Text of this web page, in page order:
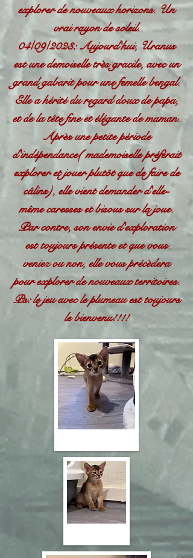
explorer de nouveaux horizons. Un
vrai rayon de soleil.
04/09/2023: Aujourd'hui, Uranus
est une demoiselle très gracile, avec un
grand gabarit pour une femelle bengal.
Elle a hérité du regard doux de papa,
et de la tête fine et élégante de maman.
Après une petite période
d'indépendance( mademoiselle préférait
explorer et jouer plutôt que de faire de
câlins), elle vient demander d'elle-
même caresses et bisous sur la joue.
Par contre, son envie d'exploration
est toujours présente et que vous
veniez ou non, elle vous précèdera
pour explorer de nouveaux territoires.
Ps: le jeu avec le plumeau est toujours
le bienvenu!!!!